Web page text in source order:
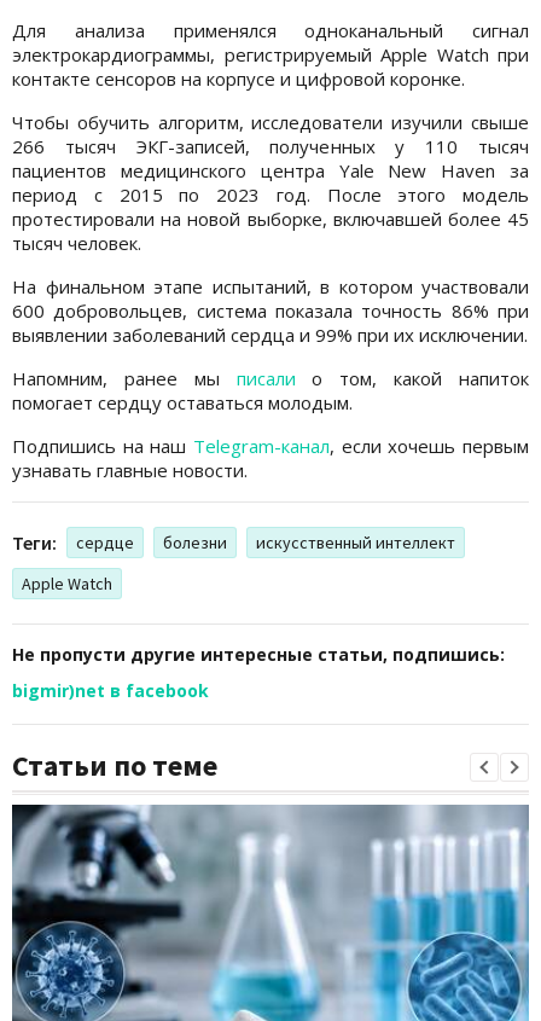
Для анализа применялся одноканальный сигнал
электрокардиограммы, регистрируемый Apple Watch при
контакте сенсоров на корпусе и цифровой коронке.
Чтобы обучить алгоритм, исследователи изучили свыше
266 тысяч ЭКГ-записей, полученных у 110 тысяч
пациентов медицинского центра Yale New Haven за
период с 2015 по 2023 год. После этого модель
протестировали на новой выборке, включавшей более 45
тысяч человек.
На финальном этапе испытаний, в котором участвовали
600 добровольцев, система показала точность 86% при
выявлении заболеваний сердца и 99% при их исключении.
Напомним, ранее мы писали о том, какой напиток
помогает сердцу оставаться молодым.
Подпишись на наш Telegram-канал, если хочешь первым
узнавать главные новости.
Теги: сердце болезни
искусственный интеллект
Apple Watch
Не пропусти другие интересные статьи, подпишись:
bigmir)net в facebook
Статьи по теме